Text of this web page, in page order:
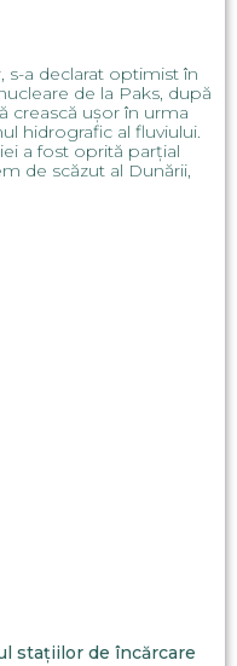
s-a declarat optimist în
de la Paks, după
crească ușor în urma
hidrografic al fluviului.
a fost oprită parțial
de scăzut al Dunării,
stațiilor de încărcare